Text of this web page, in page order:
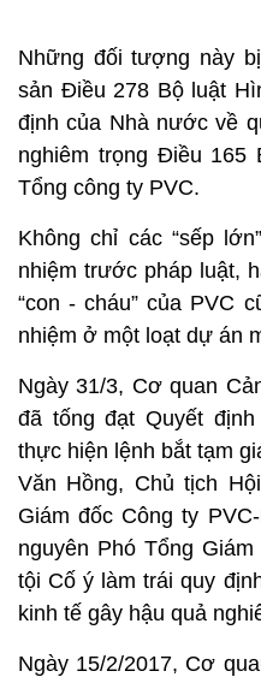
Những đối tượng này
sản Điều 278 Bộ luật
định của Nhà nước về
nghiêm trọng Điều
Tổng công ty PVC.
Không chỉ các “sếp
nhiệm trước pháp luật,
“con - cháu” của PVC
nhiệm ở một loạt dự án
Ngày 31/3, Cơ quan
đã tống đạt Quyết
thực hiện lệnh bắt tạm
Văn Hồng, Chủ tịch
Giám đốc Công ty
nguyên Phó Tổng
tội Cố ý làm trái quy
kinh tế gây hậu quả
Ngày 15/2/2017, Cơ